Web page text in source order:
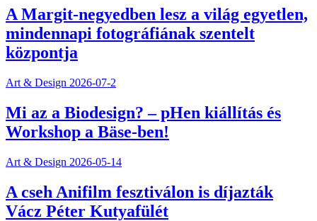
A Margit-negyedben lesz a világ egyetlen,
mindennapi fotográfiának szentelt
központja
Art & Design 2026-07-2
Mi az a Biodesign? – pHen kiállítás és
Workshop a Bäse-ben!
Art & Design 2026-05-14
A cseh Anifilm fesztiválon is díjazták
Vácz Péter Kutyafülét